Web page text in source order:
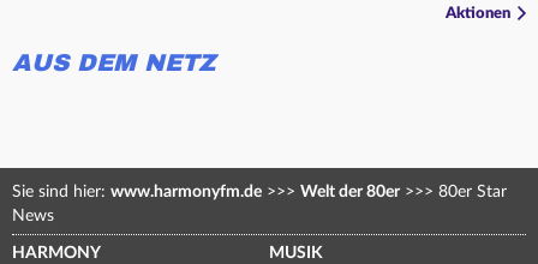
Aktionen
AUS DEM NETZ
Sie sind hier: www.harmonyfm.de >>> Welt der 80er >>> 80er Star
News
HARMONY MUSIK